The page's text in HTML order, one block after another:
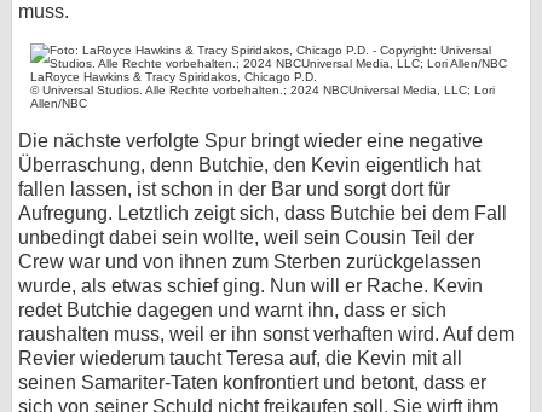
muss.
LaRoyce Hawkins & Tracy Spiridakos, Chicago P.D.
© Universal Studios. Alle Rechte vorbehalten.; 2024 NBCUniversal Media, LLC; Lori
Allen/NBC
Die nächste verfolgte Spur bringt wieder eine negative
Überraschung, denn Butchie, den Kevin eigentlich hat
fallen lassen, ist schon in der Bar und sorgt dort für
Aufregung. Letztlich zeigt sich, dass Butchie bei dem Fall
unbedingt dabei sein wollte, weil sein Cousin Teil der
Crew war und von ihnen zum Sterben zurückgelassen
wurde, als etwas schief ging. Nun will er Rache. Kevin
redet Butchie dagegen und warnt ihn, dass er sich
raushalten muss, weil er ihn sonst verhaften wird. Auf dem
Revier wiederum taucht Teresa auf, die Kevin mit all
seinen Samariter-Taten konfrontiert und betont, dass er
sich von seiner Schuld nicht freikaufen soll. Sie wirft ihm